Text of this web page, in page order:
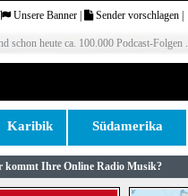
Unsere Banner Sender vorschlagen
schon heute ca. 100.000 Podcast-Folgen
Karibik Südamerika
kommt Ihre Online Radio Musik?